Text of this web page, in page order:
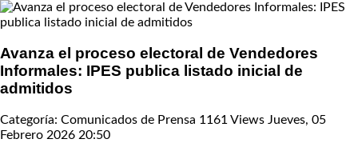
Avanza el proceso electoral de Vendedores
Informales: IPES publica listado inicial de
admitidos
Categoría: Comunicados de Prensa 1161 Views Jueves, 05
Febrero 2026 20:50